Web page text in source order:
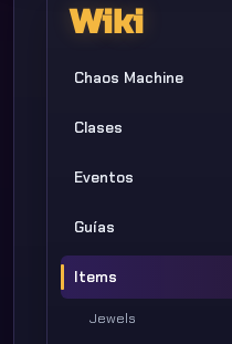
Wiki
Chaos Machine
Clases
Eventos
Guías
Items
Jewels